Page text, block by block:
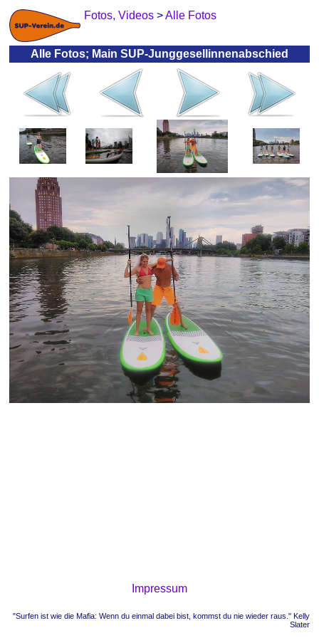
Fotos, Videos >Alle Fotos
Alle Fotos; Main SUP-Junggesellinnenabschied
Impressum
"Surfen ist wie die Mafia: Wenn du einmal dabei bist, kommst du nie wieder raus." Kelly
Slater